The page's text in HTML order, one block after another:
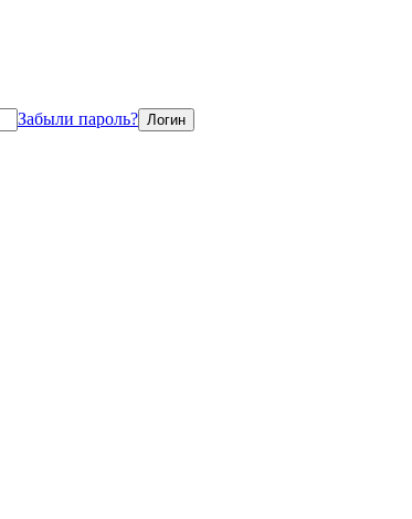
Забыли пароль?